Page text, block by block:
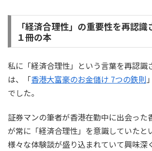
「経済合理性」の重要性を再認識
１冊の本
私に「経済合理性」という言葉を再認識
は、「香港大富豪のお金儲け 7つの鉄則
でした。
証券マンの筆者が香港在勤中に出会った
が常に「経済合理性」を意識していたと
様々な体験談が盛り込まれていて興味深